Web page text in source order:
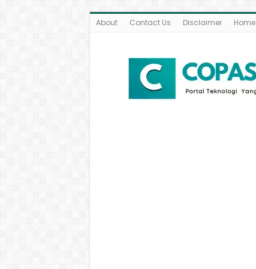
About Contact Us Disclaimer Home